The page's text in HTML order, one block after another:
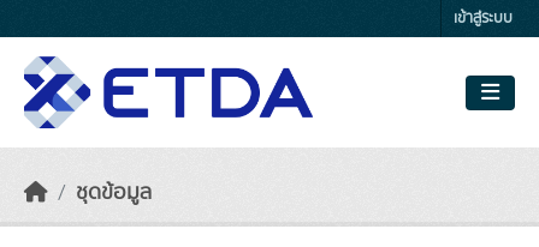
เข้าสู่ระบบ
ชุดข้อมูล